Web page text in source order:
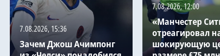
7.08.2026, 15:36
Зачем Джош Ачимпонг
7.08.2026, 12:00
«Манчестер
отреагировал
шокирующую